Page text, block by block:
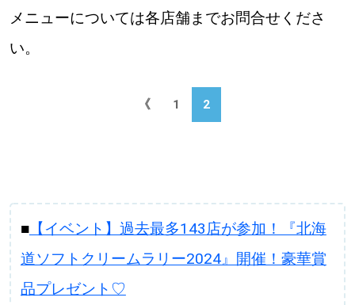
メニューについては各店舗までお問合せくださ
い。
《 1 2
■【イベント】過去最多143店が参加！『北海
道ソフトクリームラリー2024』開催！豪華賞
品プレゼント♡